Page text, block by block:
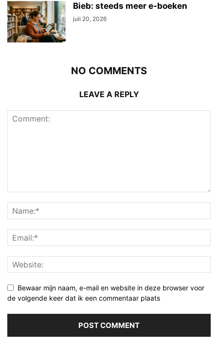
Bieb: steeds meer e-boeken
juli 20, 2026
NO COMMENTS
LEAVE A REPLY
Bewaar mijn naam, e-mail en website in deze browser voor
de volgende keer dat ik een commentaar plaats